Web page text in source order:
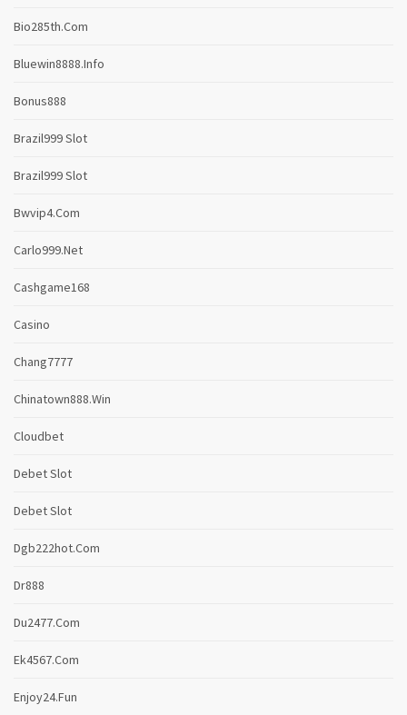
Bio285th.com
Bluewin8888.info
Bonus888
Brazil999 Slot
Brazil999 Slot
Bwvip4.com
Carlo999.net
Cashgame168
Casino
Chang7777
Chinatown888.win
Cloudbet
Debet Slot
Debet Slot
Dgb222hot.com
Dr888
Du2477.com
Ek4567.com
Enjoy24.fun